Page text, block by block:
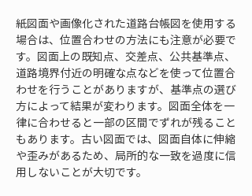
紙図面や画像化された道路台帳図を使用する
場合は、位置合わせの方法にも注意が必要で
す。図面上の既知点、交差点、公共基準点、
道路境界付近の明確な点などを使って位置合
わせを行うことがありますが、基準点の選び
方によって結果が変わります。図面全体を一
律に合わせると一部の区間でずれが残ること
もあります。古い図面では、図面自体に伸縮
や歪みがあるため、局所的な一致を過度に信
用しないことが大切です。